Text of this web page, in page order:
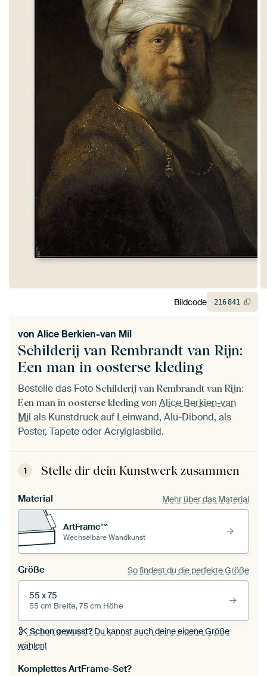
Schilderij van Rembrandt van Rijn:
Een man in oosterse kleding
von Alice Berkien-van Mil
Bestelle das Foto Schilderij van Rembrandt van Rijn:
Een man in oosterse kleding vonAlice Berkien-van
Mil als Kunstdruck auf Leinwand, Alu-Dibond, als
Poster, Tapete oder Acrylglasbild.
1 Stelle dir dein Kunstwerk zusammen
Material Mehr über das Material
ArtFrame™
Wechselbare Wandkunst
Größe So findest du die perfekte Größe
55 x 75
55 cm Breite, 75 cm Höhe
Schon gewusst?Du kannst auch deine eigene Größe
wählen!
Komplettes ArtFrame-Set?
Bildcode 216841